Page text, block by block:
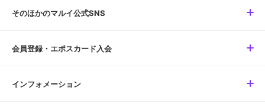
そのほかのマルイ公式SNS
会員登録・エポスカード入会
インフォメーション